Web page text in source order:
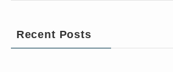
Recent Posts